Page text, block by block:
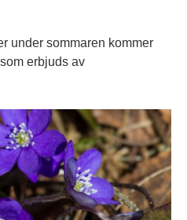
under sommaren kommer
erbjuds av